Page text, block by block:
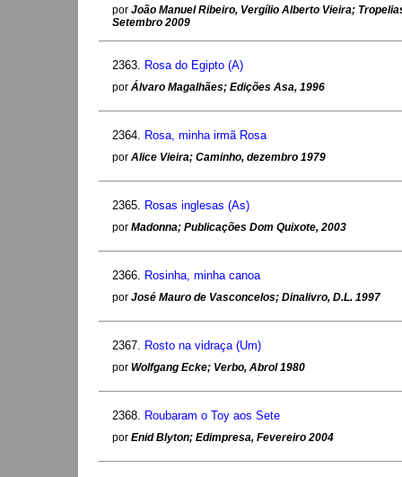
por João Manuel Ribeiro, Vergílio Alberto Vieira;
Setembro 2009
2363. Rosa do Egipto (A)
por Álvaro Magalhães; Edições Asa, 1996
2364. Rosa, minha irmã Rosa
por Alice Vieira; Caminho, dezembro 1979
2365. Rosas inglesas (As)
por Madonna; Publicações Dom Quixote, 2003
2366. Rosinha, minha canoa
por José Mauro de Vasconcelos; Dinalivro, D.L. 1997
2367. Rosto na vidraça (Um)
por Wolfgang Ecke; Verbo, Abrol 1980
2368. Roubaram o Toy aos Sete
por Enid Blyton; Edimpresa, Fevereiro 2004